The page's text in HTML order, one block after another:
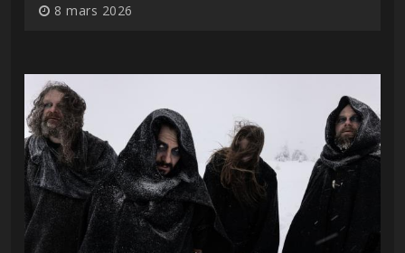
8 mars 2026